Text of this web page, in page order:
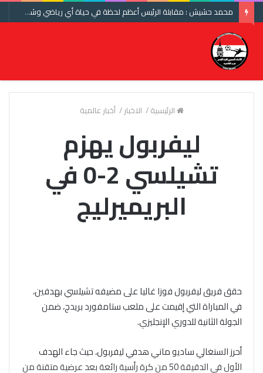
محمد حشيش : مقابلة الرئيس أعظم لحظة في حياة أي رياضي وشكرا اتحاد الكرة ومنتخب مصر
الرئيسية/ الاخبار/ أخبار عالمية
ليفربول يهزم
تشيلسي 2-0 في
البريميرليج
حقق فريق ليفربول فوزا غاليا على مضيفه تشيلسي بهدفين،
في المباراة التي إقيمت على ملعب ستامفورد بريدج، ضمن
الجولة الثانية للدوري الإنجليزي.
أحرز السنغالي ساديو ماني هدفي ليفربول، حيث جاء الهدف
الأول في الدقيقة 50 من كرة رأسية رائعة بعد عرضية متقنة من